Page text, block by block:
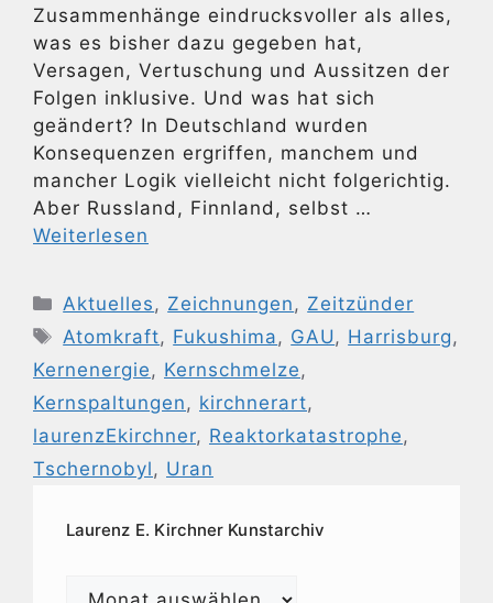
Zusammenhänge eindrucksvoller als alles,
was es bisher dazu gegeben hat,
Versagen, Vertuschung und Aussitzen der
Folgen inklusive. Und was hat sich
geändert? In Deutschland wurden
Konsequenzen ergriffen, manchem und
mancher Logik vielleicht nicht folgerichtig.
Aber Russland, Finnland, selbst …
Weiterlesen
Kategorien
Aktuelles , Zeichnungen , Zeitzünder
Schlagwörter
Atomkraft, Fukushima , GAU , Harrisburg ,
Kernenergie , Kernschmelze ,
Kernspaltungen , kirchnerart,
laurenzEkirchner, Reaktorkatastrophe ,
Tschernobyl , Uran
Laurenz E. Kirchner Kunstarchiv
Laurenz